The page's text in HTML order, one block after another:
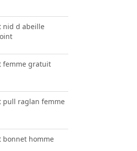
nid d abeille
femme gratuit
pull raglan femme
bonnet homme